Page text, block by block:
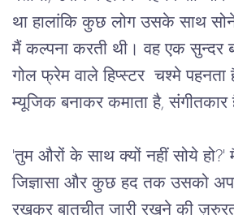
था हालांकि कुछ लोग उसके साथ
मैं कल्पना करती थी। वह एक सुन्दर
गोल फ्रेम वाले हिप्स्टर चश्मे पहनता
म्यूजिक बनाकर कमाता है, संगीतकार
'तुम औरों के साथ क्यों नहीं सोये
जिज्ञासा और कुछ हद तक उसको
रखकर बातचीत जारी रखने की